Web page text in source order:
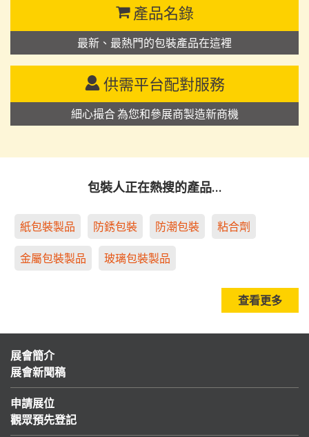
產品名錄
最新、最熱門的包裝產品在這裡
供需平台配對服務
細心撮合 為您和參展商製造新商機
包裝人正在熱搜的產品…
紙包裝製品 防銹包裝 防潮包裝 粘合劑
金屬包裝製品 玻璃包裝製品
查看更多
展會簡介
展會新聞稿
申請展位
觀眾預先登記